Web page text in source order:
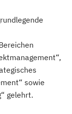
sowie
gelehrt.